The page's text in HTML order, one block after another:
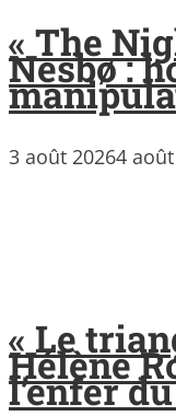
« The
Nesbø :
3 août 20264
« Le
Hélène
l’enfer